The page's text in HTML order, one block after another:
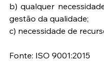
b) qualquer
gestão da qualidade;
c) necessidade de
Fonte: ISO 9001:2015